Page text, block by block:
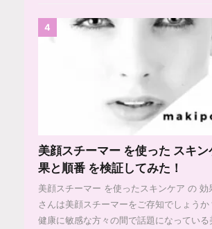
4
美顔スチーマー を使った スキン
果と順番 を検証してみた！
美顔スチーマー を使ったスキンケア の
さんは美顔スチーマーをご存知でしょうか
健康に敏感な方々の間で話題になっている